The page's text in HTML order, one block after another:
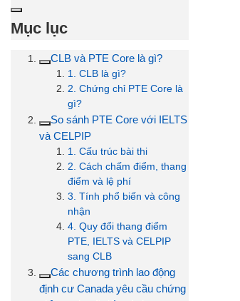
Mục lục
CLB và PTE Core là gì?
1. CLB là gì?
2. Chứng chỉ PTE Core là
gì?
So sánh PTE Core với IELTS
và CELPIP
1. Cấu trúc bài thi
2. Cách chấm điểm, thang
điểm và lệ phí
3. Tính phổ biến và công
nhận
4. Quy đổi thang điểm
PTE, IELTS và CELPIP
sang CLB
Các chương trình lao động
định cư Canada yêu cầu chứng